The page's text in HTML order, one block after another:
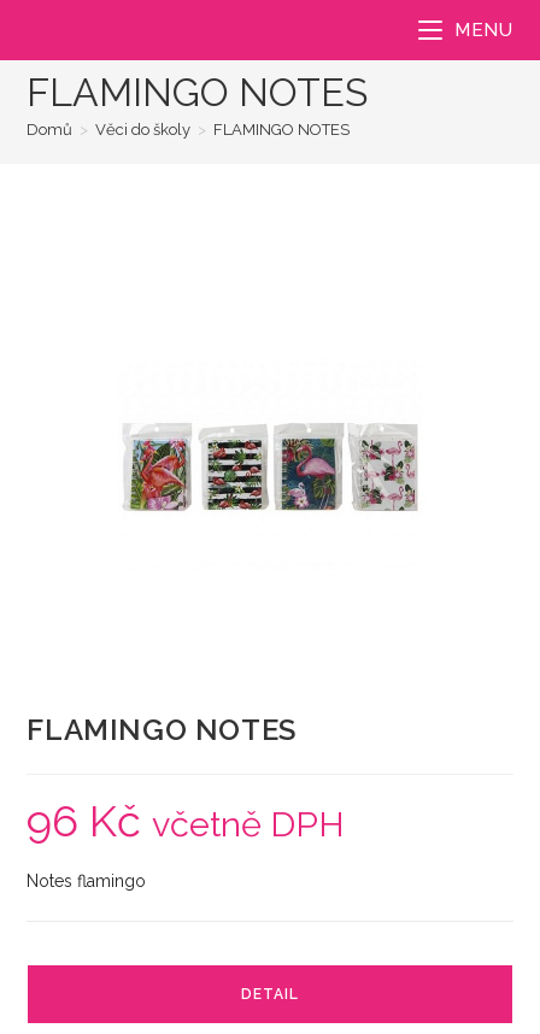
MENU
FLAMINGO NOTES
Domů > Věci do školy > FLAMINGO NOTES
FLAMINGO NOTES
96 Kč včetně DPH
Notes flamingo
DETAIL